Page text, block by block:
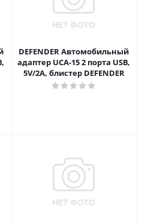
DEFENDER Автомобильный
адаптер UCA-15 2 порта USB,
5V/2А, блистер DEFENDER